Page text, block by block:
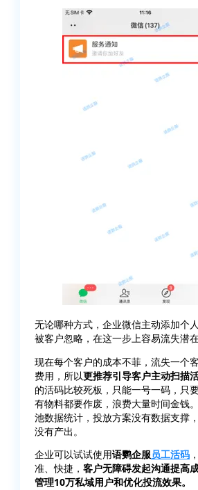
无论哪种方式，企业微信主动添加个
被客户忽略，在这一步上容易流失潜在
现在每个客户的成本不菲，流失一个
费用，所以更推荐引导客户主动扫描
的活码比较死板，只能一号一码，只
有物料都要作废，浪费大量时间金钱
池数据统计，投放方案没有数据支撑
没有产出。
企业可以试试使用语鹦企服员工活码
准、快捷， 客户无障碍发起沟通提高
管理10万私域用户和优化投流效果。